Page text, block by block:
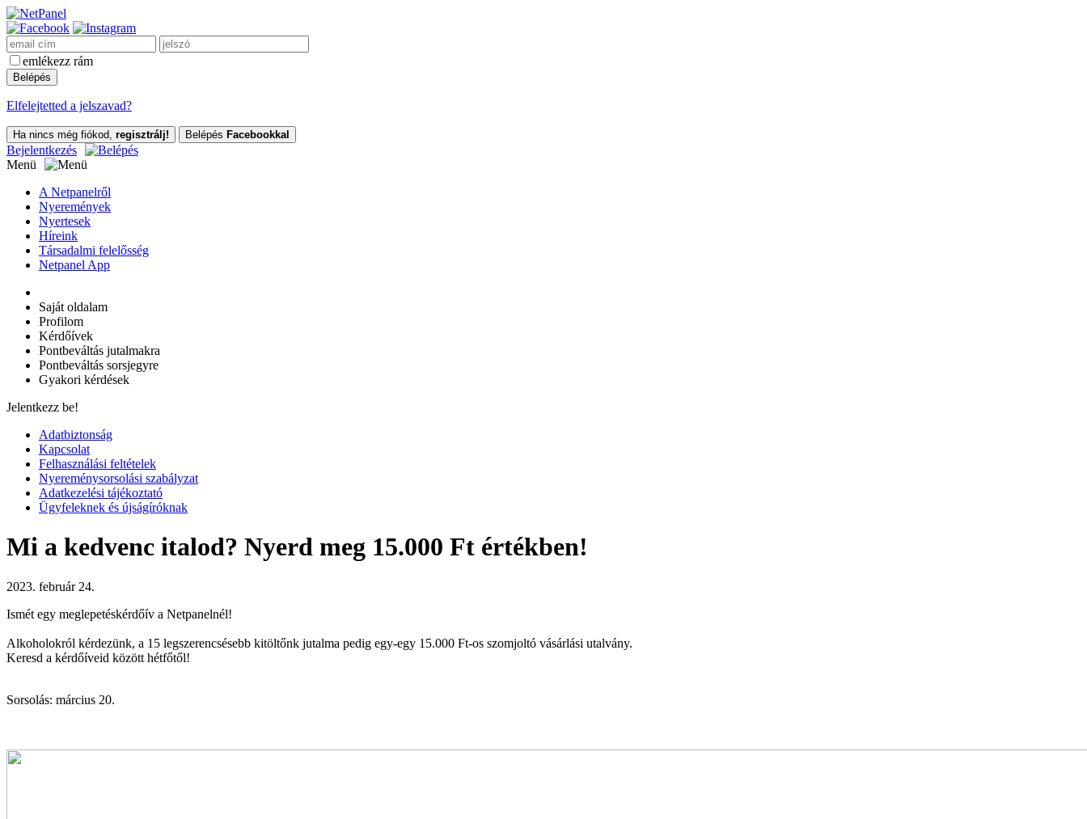
emlékezz rám
Elfelejtetted a jelszavad?
Ha nincs még fiókod, regisztrálj! Belépés Facebookkal
Bejelentkezés
Menü
A Netpanelről
Nyeremények
Nyertesek
Híreink
Társadalmi felelősség
Netpanel App
Saját oldalam
Profilom
Kérdőívek
Pontbeváltás jutalmakra
Pontbeváltás sorsjegyre
Gyakori kérdések
Jelentkezz be!
Adatbiztonság
Kapcsolat
Felhasználási feltételek
Nyereménysorsolási szabályzat
Adatkezelési tájékoztató
Ügyfeleknek és újságíróknak
Mi a kedvenc italod? Nyerd meg 15.000 Ft értékben!
2023. február 24.
Ismét egy meglepetéskérdőív a Netpanelnél!
Alkoholokról kérdezünk, a 15 legszerencsésebb kitöltőnk jutalma pedig egy-egy 15.000 Ft-os szomjoltó vásárlási utalvány.
Keresd a kérdőíveid között hétfőtől!
Sorsolás: március 20.